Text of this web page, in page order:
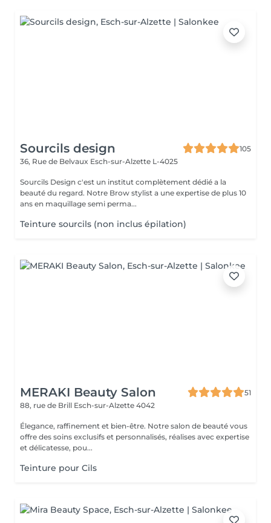
Sourcils design
105
36, Rue de Belvaux Esch-sur-Alzette L-4025
Sourcils Design c'est un institut complètement dédié a la
beauté du regard. Notre Brow stylist a une expertise de plus 10
ans en maquillage semi perma...
Teinture sourcils (non inclus épilation)
MERAKI Beauty Salon
51
88, rue de Brill Esch-sur-Alzette 4042
Élegance, raffinement et bien-être. Notre salon de beauté vous
offre des soins exclusifs et personnalisés, réalises avec expertise
et délicatesse, pou...
Teinture pour Cils